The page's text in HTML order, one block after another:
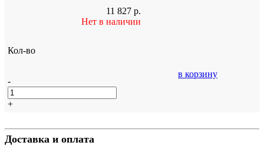
11 827 р.
Нет в наличии
Кол-во
-
+
в корзину
Доставка и оплата